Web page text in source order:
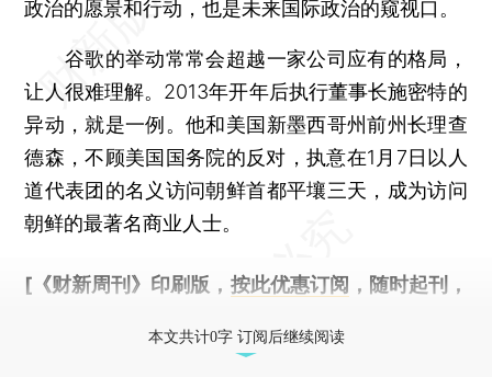
政治的愿景和行动，也是未来国际政治的窥视口。
谷歌的举动常常会超越一家公司应有的格局，
让人很难理解。2013年开年后执行董事长施密特的
异动，就是一例。他和美国新墨西哥州前州长理查
德森，不顾美国国务院的反对，执意在1月7日以人
道代表团的名义访问朝鲜首都平壤三天，成为访问
朝鲜的最著名商业人士。
[《财新周刊》印刷版， 按此优惠订阅 ，随时起刊，
本文共计0字 订阅后继续阅读